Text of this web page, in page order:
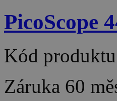
PicoScope
Kód produktu
Záruka 60